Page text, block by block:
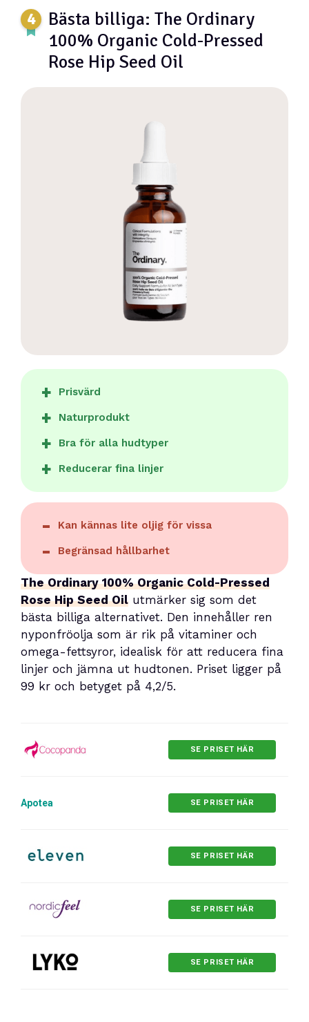
Bästa billiga: The Ordinary
100% Organic Cold-Pressed
Rose Hip Seed Oil
Prisvärd
Naturprodukt
Bra för alla hudtyper
Reducerar fina linjer
Kan kännas lite oljig för vissa
Begränsad hållbarhet
The Ordinary 100% Organic Cold-Pressed
Rose Hip Seed Oil utmärker sig som det
bästa billiga alternativet. Den innehåller ren
nyponfröolja som är rik på vitaminer och
omega-fettsyror, idealisk för att reducera fina
linjer och jämna ut hudtonen. Priset ligger på
99 kr och betyget på 4,2/5.
SE PRISET HÄR
Apotea SE PRISET HÄR
SE PRISET HÄR
SE PRISET HÄR
SE PRISET HÄR